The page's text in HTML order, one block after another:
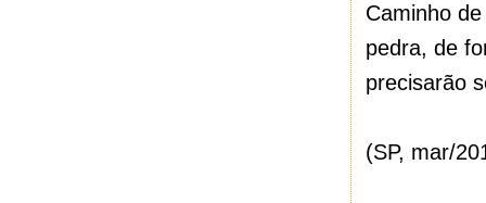
Caminho
pedra, de
precisarão
(SP, mar/